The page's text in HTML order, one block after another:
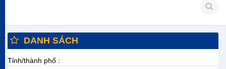
DANH SÁCH
Tỉnh/thành phố :